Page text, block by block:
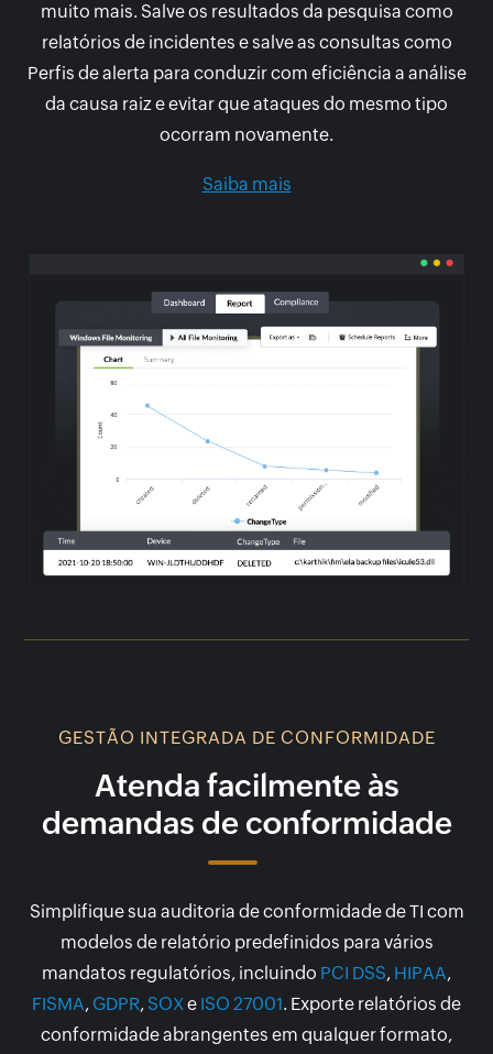
muito mais. Salve os resultados da pesquisa como
relatórios de incidentes e salve as consultas como
Perfis de alerta para conduzir com eficiência a análise
da causa raiz e evitar que ataques do mesmo tipo
ocorram novamente.
Saiba mais
GESTÃO INTEGRADA DE CONFORMIDADE
Atenda facilmente às
demandas de conformidade
Simplifique sua auditoria de conformidade de TI com
modelos de relatório predefinidos para vários
mandatos regulatórios, incluindo PCI DSS, HIPAA,
FISMA, GDPR, SOXe ISO 27001. Exporte relatórios de
conformidade abrangentes em qualquer formato,